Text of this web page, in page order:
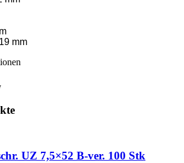
mm
UZ 7,5×52 B-ver. 100 Stk